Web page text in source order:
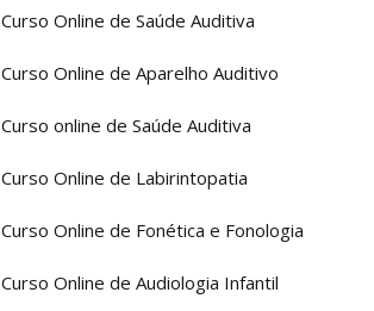
Curso Online de Saúde Auditiva
Curso Online de Aparelho Auditivo
Curso online de Saúde Auditiva
Curso Online de Labirintopatia
Curso Online de Fonética e Fonologia
Curso Online de Audiologia Infantil